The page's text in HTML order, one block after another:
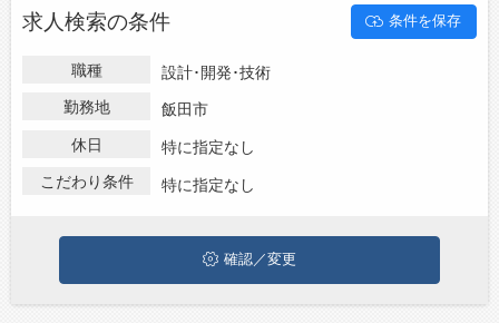
【初めての方へ】
長野県の求人検索で選ばれる理由
転職支援サービス
ができます。
長野県飯田市の地域密着型の求人サイトであるジョブズゴーでは
長野県飯田市の求人情報を10件取り扱っており、そのうち
は10件、 派遣社員の求人は0件、
は0件です。
第二新卒から50代・60代以上の方の再就職も可能です。 長野県
飯田市で設計･開発･技術の求人・転職情報を探している方は、ぜ
ひ興味のある職種に応募してみてくださいね。
求人検索の条件 条件を保存
職種
設計･開発･技術
勤務地
飯田市
休日
特に指定なし
こだわり条件
特に指定なし
確認／変更